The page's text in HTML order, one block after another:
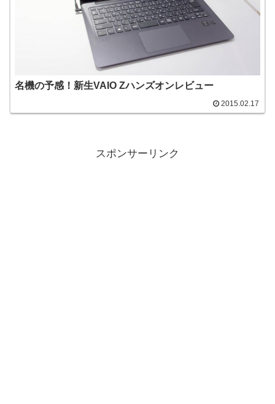
名機の予感！新生VAIO Zハンズオンレビュー
2015.02.17
スポンサーリンク